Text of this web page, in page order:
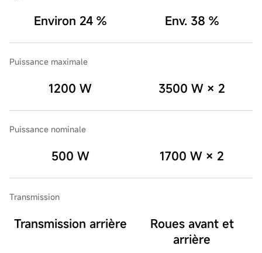
Environ 24 % Env. 38 %
Puissance maximale
1200 W 3500 W × 2
Puissance nominale
500 W 1700 W × 2
Transmission
Transmission arrière
Roues avant et
arrière